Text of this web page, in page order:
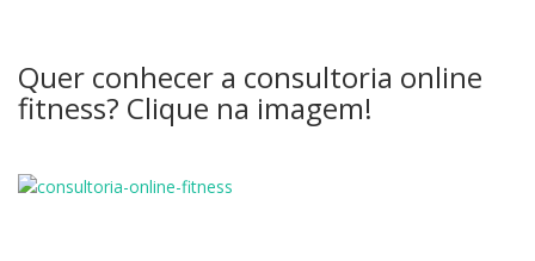
Quer conhecer a consultoria online
fitness? Clique na imagem!